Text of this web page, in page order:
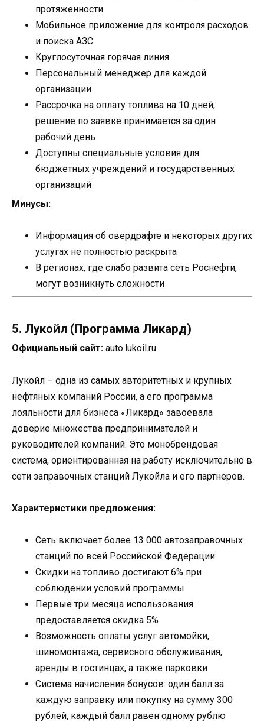
протяженности
Мобильное приложение для контроля расходов
и поиска АЗС
Круглосуточная горячая линия
Персональный менеджер для каждой
организации
Рассрочка на оплату топлива на 10 дней,
решение по заявке принимается за один
рабочий день
Доступны специальные условия для
бюджетных учреждений и государственных
организаций
Минусы:
Информация об овердрафте и некоторых других
услугах не полностью раскрыта
В регионах, где слабо развита сеть Роснефти,
могут возникнуть сложности
5. Лукойл (Программа Ликард)
Официальный сайт: auto.lukoil.ru
Лукойл – одна из самых авторитетных и крупных
нефтяных компаний России, а его программа
лояльности для бизнеса «Ликард» завоевала
доверие множества предпринимателей и
руководителей компаний. Это монобрендовая
система, ориентированная на работу исключительно в
сети заправочных станций Лукойла и его партнеров.
Характеристики предложения:
Сеть включает более 13 000 автозаправочных
станций по всей Российской Федерации
Скидки на топливо достигают 6% при
соблюдении условий программы
Первые три месяца использования
предоставляется скидка 5%
Возможность оплаты услуг автомойки,
шиномонтажа, сервисного обслуживания,
аренды в гостинцах, а также парковки
Система начисления бонусов: один балл за
каждую заправку или покупку на сумму 300
рублей, каждый балл равен одному рублю